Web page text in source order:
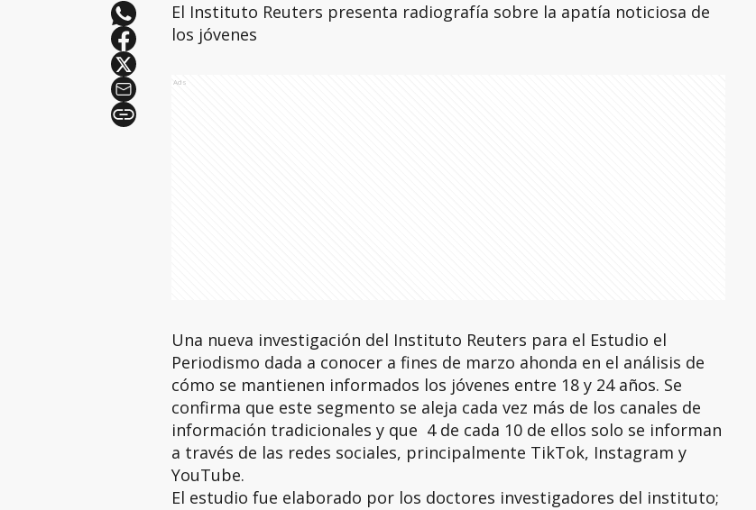
El Instituto Reuters presenta radiografía sobre la apatía noticiosa de
los jóvenes
Ads
Una nueva investigación del Instituto Reuters para el Estudio el
Periodismo dada a conocer a fines de marzo ahonda en el análisis de
cómo se mantienen informados los jóvenes entre 18 y 24 años. Se
confirma que este segmento se aleja cada vez más de los canales de
información tradicionales y que 4 de cada 10 de ellos solo se informan
a través de las redes sociales, principalmente TikTok, Instagram y
YouTube.
El estudio fue elaborado por los doctores investigadores del instituto;